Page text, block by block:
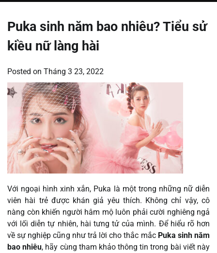
Puka sinh năm bao nhiêu? Tiểu sử
kiều nữ làng hài
Posted on Tháng 3 23, 2022
Với ngoại hình xinh xắn, Puka là một trong những nữ diễn
viên hài trẻ được khán giả yêu thích. Không chỉ vậy, cô
nàng còn khiến người hâm mộ luôn phải cười nghiêng ngả
với lối diễn tự nhiên, hài tưng tử của mình. Để hiểu rõ hơn
về sự nghiệp cũng như trả lời cho thắc mắc Puka sinh năm
bao nhiêu, hãy cùng tham khảo thông tin trong bài viết này